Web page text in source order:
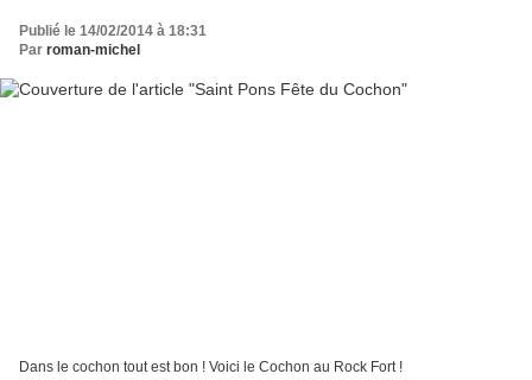
Publié le 14/02/2014 à 18:31
Par roman-michel
Dans le cochon tout est bon ! Voici le Cochon au Rock Fort !